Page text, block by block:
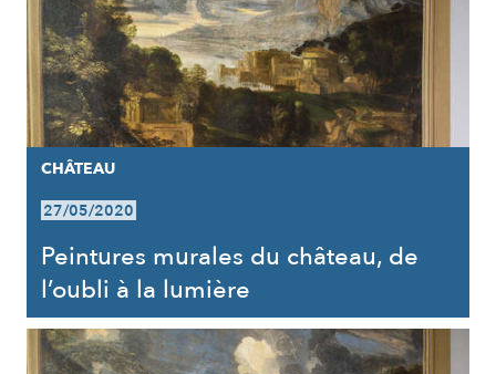
CHÂTEAU
27/05/2020
Peintures murales du château, de
l’oubli à la lumière